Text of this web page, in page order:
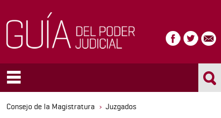
Consejo de la Magistratura Juzgados